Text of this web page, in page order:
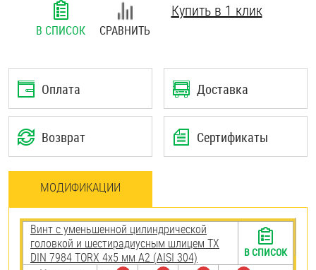
В СПИСОК СРАВНИТЬ
Купить в 1 клик
Оплата Доставка
Возврат Сертификаты
МОДИФИКАЦИИ
Винт с уменьшенной цилиндрической
головкой и шестирадиусным шлицем TX
DIN 7984 TORX 4х5 мм А2 (AISI 304)
В СПИСОК